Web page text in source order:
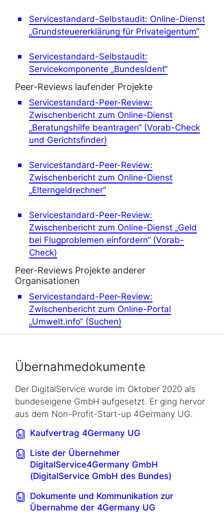
Servicestandard-Selbstaudit: Online-Dienst
„Grundsteuererklärung für Privateigentum“
Servicestandard-Selbstaudit:
Servicekomponente „BundesIdent“
Peer-Reviews laufender Projekte
Servicestandard-Peer-Review:
Zwischenbericht zum Online-Dienst
„Beratungshilfe beantragen“ (Vorab-Check
und Gerichtsfinder)
Servicestandard-Peer-Review:
Zwischenbericht zum Online-Dienst
„Elterngeldrechner“
Servicestandard-Peer-Review:
Zwischenbericht zum Online-Dienst „Geld
bei Flugproblemen einfordern“ (Vorab-
Check)
Peer-Reviews Projekte anderer
Organisationen
Servicestandard-Peer-Review:
Zwischenbericht zum Online-Portal
„Umwelt.info“ (Suchen)
Übernahmedoku­mente
Der DigitalService wurde im Oktober 2020 als
bundeseigene GmbH aufgesetzt. Er ging hervor
aus dem Non-Profit-Start-up 4Germany UG.
Kaufvertrag 4Germany UG
Liste der Übernehmer
DigitalService4Germany GmbH
(DigitalService GmbH des Bundes)
Dokumente und Kommunikation zur
Übernahme der 4Germany UG